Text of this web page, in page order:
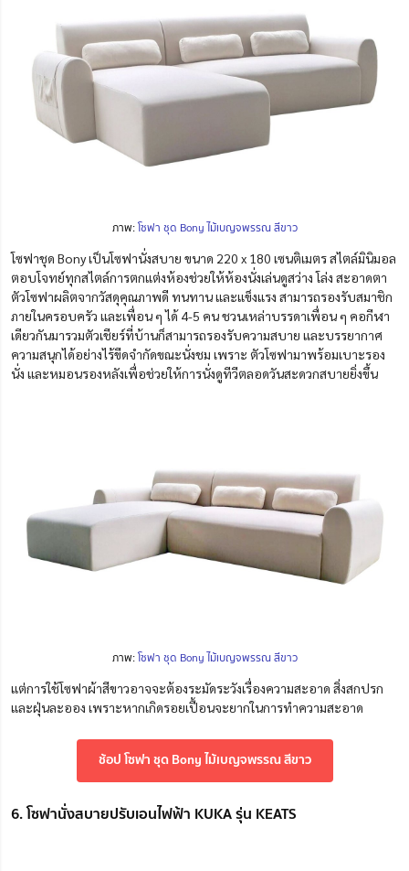
ภาพ:โซฟา ชุด Bony ไม้เบญจพรรณ สีขาว
โซฟาชุด Bony เป็นโซฟานั่งสบาย ขนาด 220 x 180 เซนติเมตร สไตล์มินิมอล
ตอบโจทย์ทุกสไตล์การตกแต่งห้องช่วยให้ห้องนั่งเล่นดูสว่าง โล่ง สะอาดตา
ตัวโซฟาผลิตจากวัสดุคุณภาพดี ทนทาน และแข็งแรง สามารถรองรับสมาชิก
ภายในครอบครัว และเพื่อน ๆ ได้ 4-5 คนชวนเหล่าบรรดาเพื่อน ๆ คอกีฬา
เดียวกันมารวมตัวเชียร์ที่บ้านก็สามารถรองรับความสบาย และบรรยากาศ
ความสนุกได้อย่างไร้ขีดจำกัดขณะนั่งชม เพราะ ตัวโซฟามาพร้อมเบาะรอง
นั่ง และหมอนรองหลังเพื่อช่วยให้การนั่งดูทีวีตลอดวันสะดวกสบายยิ่งขึ้น
ภาพ:โซฟา ชุด Bony ไม้เบญจพรรณ สีขาว
แต่การใช้โซฟาผ้าสีขาวอาจจะต้องระมัดระวังเรื่องความสะอาด สิ่งสกปรก
และฝุ่นละออง เพราะหากเกิดรอยเปื้อนจะยากในการทำความสะอาด
ช้อป โซฟา ชุด Bony ไม้เบญจพรรณ สีขาว
6. โซฟานั่งสบายปรับเอนไฟฟ้า KUKA รุ่น KEATS